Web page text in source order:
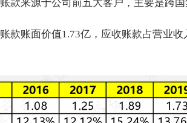
款来源于公司前五大客户，主要是跨国
款账面价值1.73亿，应收账款占营业